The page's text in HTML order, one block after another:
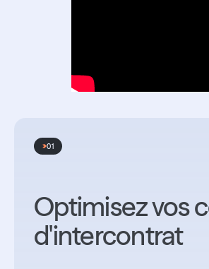
01
Optimisez vos
d'intercontrat